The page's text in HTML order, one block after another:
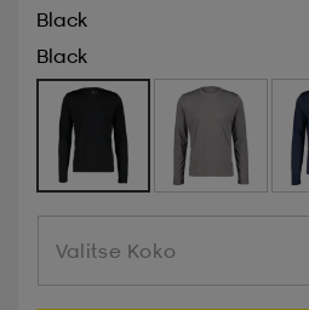
Black
Black
Valitse Koko
Valitse Koko